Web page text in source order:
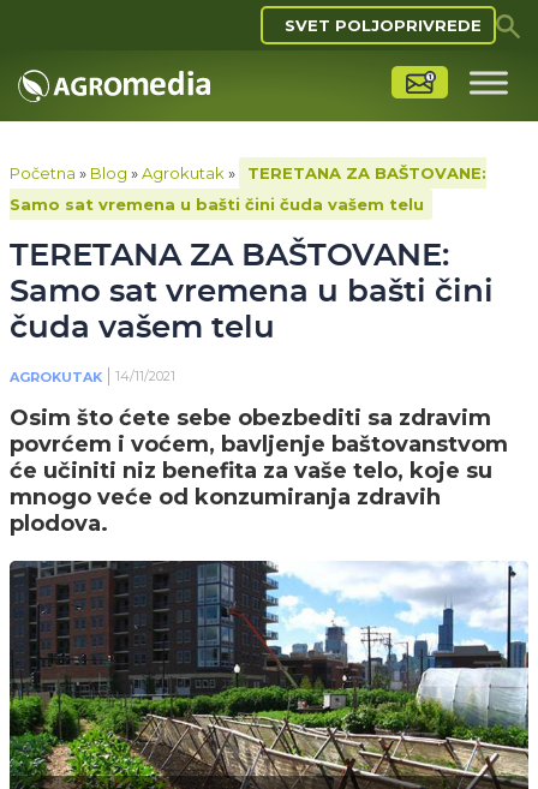
SVET POLJOPRIVREDE
Početna » Blog »Agrokutak »
TERETANA ZA BAŠTOVANE:
Samo sat vremena u bašti čini čuda vašem telu
TERETANA ZA BAŠTOVANE:
Samo sat vremena u bašti čini
čuda vašem telu
AGROKUTAK 14/11/2021
Osim što ćete sebe obezbediti sa zdravim
povrćem i voćem, bavljenje baštovanstvom
će učiniti niz benefita za vaše telo, koje su
mnogo veće od konzumiranja zdravih
plodova.